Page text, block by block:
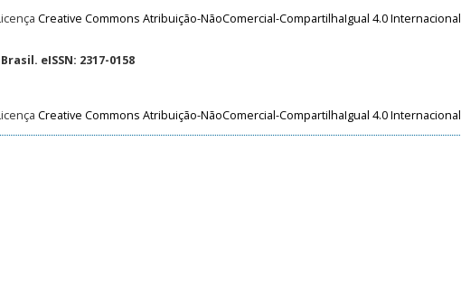
Creative Commons Atribuição-NãoComercial-CompartilhaIgual 4.0 Internacional
eISSN: 2317-0158
Creative Commons Atribuição-NãoComercial-CompartilhaIgual 4.0 Internacional